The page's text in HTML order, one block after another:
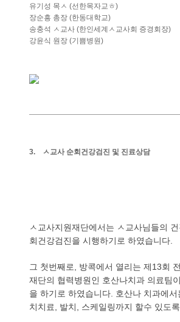
유기성 목ㅅ (선한목자교ㅎ)
장순흥 총장 (한동대학교)
송충석 ㅅ교사 (한인세계ㅅ교사회 증경회장)
강윤식 원장 (기쁨병원)
3. ㅅ교사 순회건강검진 및 진료상담
ㅅ교사지원재단에서는 ㅅ교사님들의
회건강검진을 시행하기로 하였습니다
그 첫번째로 방콕에서 열리는 제13회
재단의 협력병원인 호산나치과 의료팀이
을 하기로 하였습니다 호산나 치과에서
치치료 발치 스케일링까지 할수 있도록